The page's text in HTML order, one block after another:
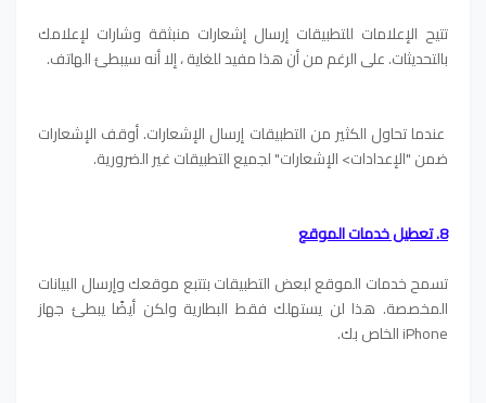
تتيح الإعلامات للتطبيقات إرسال إشعارات منبثقة وشارات لإعلامك
بالتحديثات. على الرغم من أن هذا مفيد للغاية ، إلا أنه سيبطئ الهاتف.
عندما تحاول الكثير من التطبيقات إرسال الإشعارات. أوقف الإشعارات
ضمن "الإعدادات> الإشعارات" لجميع التطبيقات غير الضرورية.
8. تعطيل خدمات الموقع
تسمح خدمات الموقع لبعض التطبيقات بتتبع موقعك وإرسال البيانات
المخصصة. هذا لن يستهلك فقط البطارية ولكن أيضًا يبطئ جهاز
iPhone الخاص بك.